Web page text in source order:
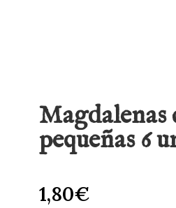
Magdalenas
pequeñas 6
1,80€